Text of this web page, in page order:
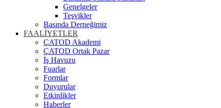
Genelgeler
Teşvikler
Basında Derneğimiz
FAALİYETLER
ÇATOD Akademi
ÇATOD Ortak Pazar
İş Havuzu
Fuarlar
Formlar
Duyurular
Etkinlikler
Haberler